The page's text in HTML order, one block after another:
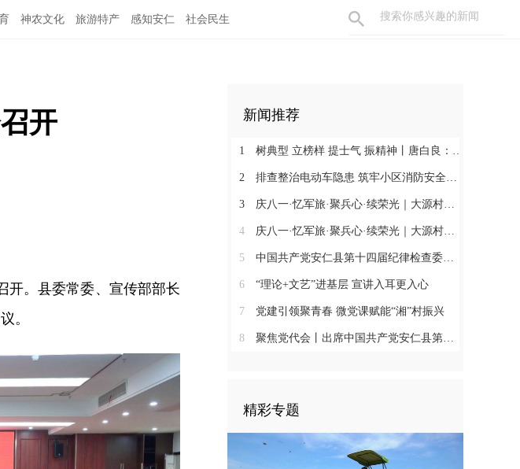
神农文化 旅游特产 感知安仁 社会民生
开
开。县委常委、宣传部部长
。
新闻推荐
1 树典型 立榜样 提士气 振精神丨唐白良：三十载丹心映党徽 一腔热血暖万家
2 排查整治电动车隐患 筑牢小区消防安全防线
3 庆八一·忆军旅·聚兵心·续荣光｜大源村退役军人共话初心
4 庆八一·忆军旅·聚兵心·续荣光｜大源村退役军人共话初心
5 中国共产党安仁县第十四届纪律检查委员会召开第一次全体会议
6 “理论+文艺”进基层 宣讲入耳更入心
7 党建引领聚青春 微党课赋能“湘”村振兴
8 聚焦党代会丨出席中国共产党安仁县第十四次代表大会的党代表们陆续报到
精彩专题